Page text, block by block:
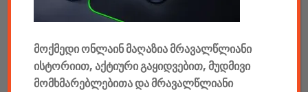
მანქანის აქსესუარები
ელემენტები
აკკუმულატორები
მოქმედი ონლაინ მაღაზია მრავალწლიანი
ისტორიით, აქტიური გაყიდვებით, მუდმივი
მომხმარებლებითა და მრავალწლიანი